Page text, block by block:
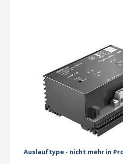
Auslauftype - nicht mehr in